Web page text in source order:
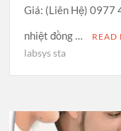
Giá: (Liên Hệ)
nhiệt đồng …
READ
labsys sta